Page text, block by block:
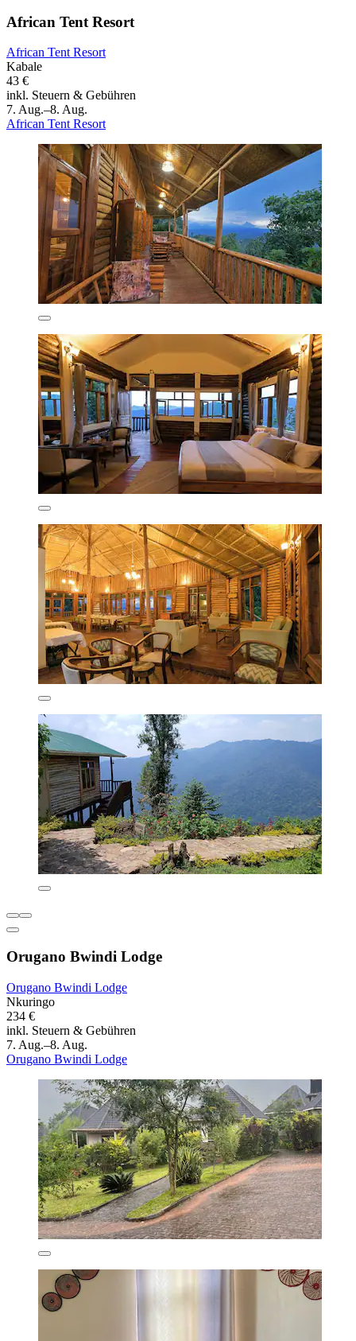
African Tent Resort
African Tent Resort
Kabale
43 €
inkl. Steuern & Gebühren
7. Aug.–8. Aug.
African Tent Resort
Orugano Bwindi Lodge
Orugano Bwindi Lodge
Nkuringo
234 €
inkl. Steuern & Gebühren
7. Aug.–8. Aug.
Orugano Bwindi Lodge